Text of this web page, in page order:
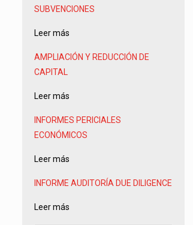
SUBVENCIONES
Leer más
AMPLIACIÓN Y REDUCCIÓN DE
CAPITAL
Leer más
INFORMES PERICIALES
ECONÓMICOS
Leer más
INFORME AUDITORÍA DUE DILIGENCE
Leer más